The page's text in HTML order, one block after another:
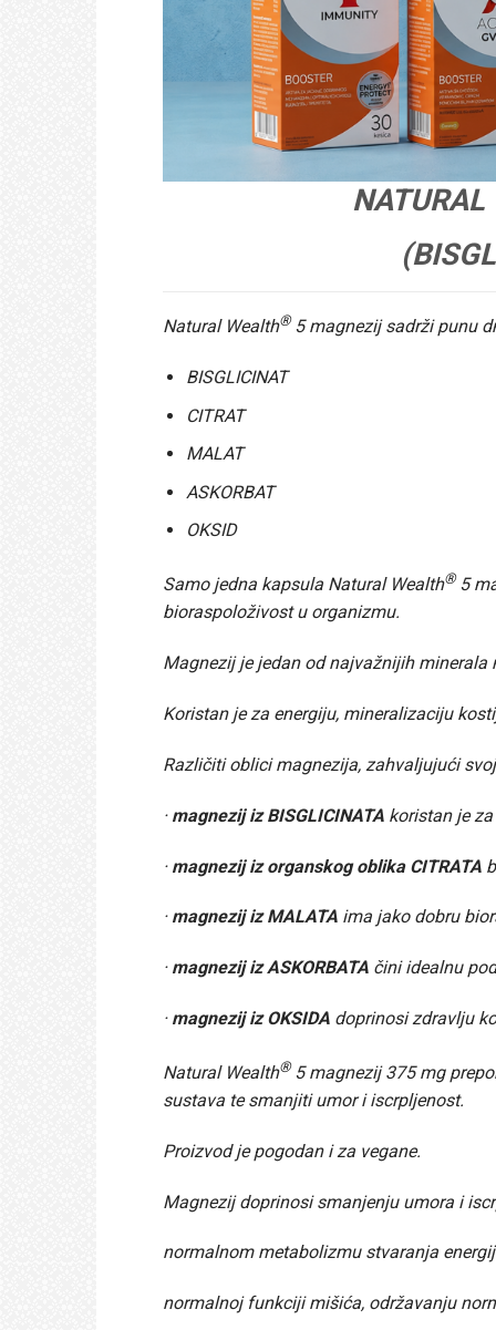
Natural Wealth®5 magnezij sadrži punu
BISGLICINAT
CITRAT
MALAT
ASKORBAT
OKSID
Samo jedna kapsula Natural Wealth®5
bioraspoloživost u organizmu.
Magnezij je jedan od najvažnijih
Koristan je za energiju, mineralizaciju
Različiti oblici magnezija, zahvaljujući
·magnezij iz BISGLICINATA koristan je
· magnezij iz organskog oblika CITRATA
·magnezij iz MALATA ima jako dobru
· magnezij iz ASKORBATA čini idealnu
· magnezij iz OKSIDA doprinosi zdravlju
Natural Wealth®5 magnezij 375 mg
sustava te smanjiti umor i iscrpljenost.
Proizvod je pogodan i za vegane.
Magnezij doprinosi smanjenju umora i
normalnom metabolizmu stvaranja
normalnoj funkciji mišića, održavanju